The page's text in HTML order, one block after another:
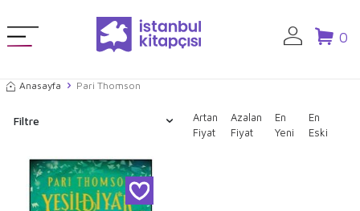
0
Anasayfa Pari Thomson
Filtre
Artan
Fiyat
Azalan
Fiyat
En
Yeni
En
Eski